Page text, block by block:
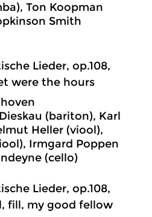
Ton Koopman
Smith
Lieder, op.108,
were the hours
(bariton), Karl
Heller (viool),
Irmgard Poppen
(cello)
Lieder, op.108,
fill, my good fellow